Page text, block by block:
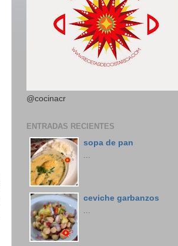
@cocinacr
ENTRADAS RECIENTES
sopa de pan
...
ceviche garbanzos
...